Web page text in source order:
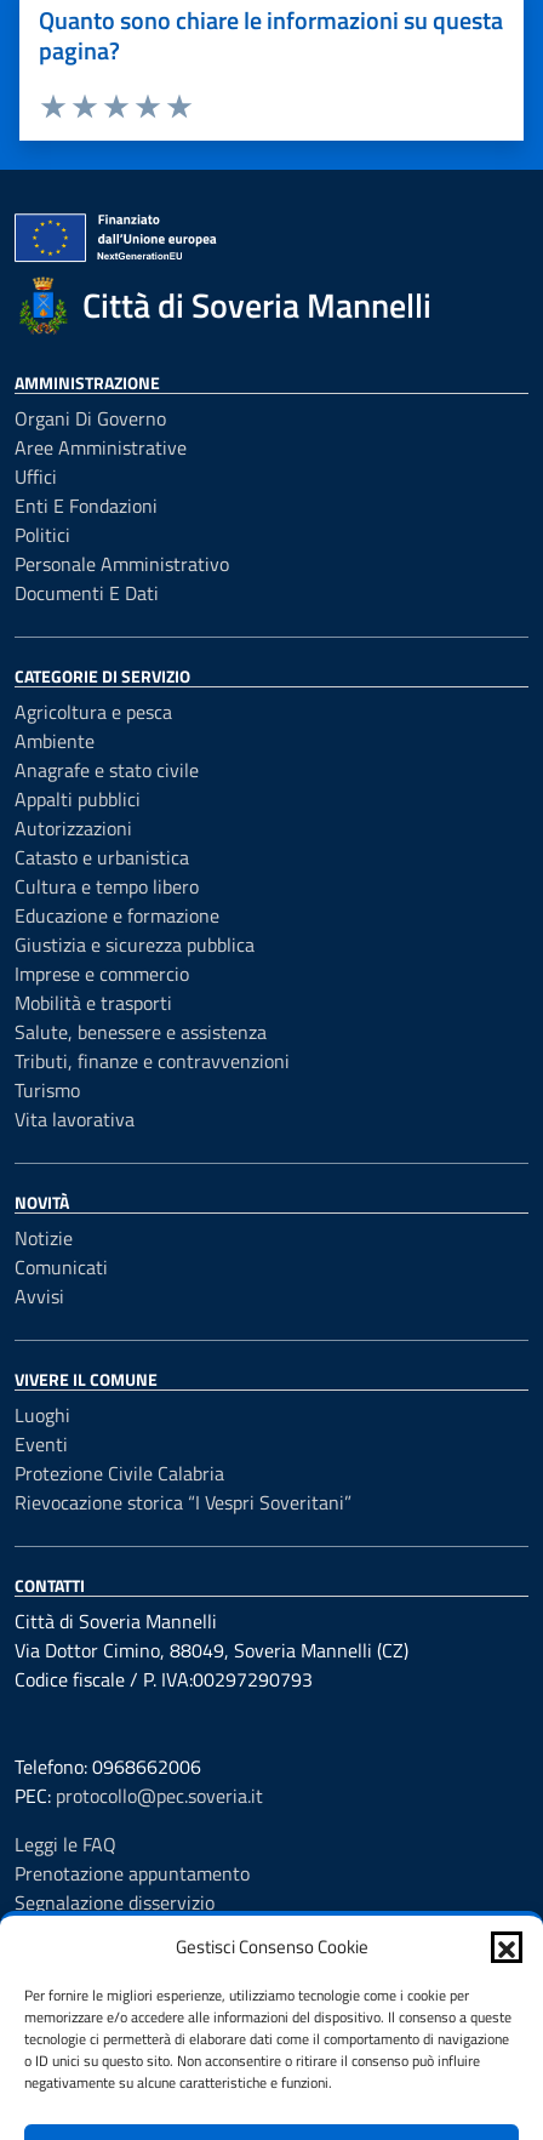
Gestisci Consenso Cookie
Per fornire le migliori esperienze, utilizziamo tecnologie come i cookie per
memorizzare e/o accedere alle informazioni del dispositivo. Il consenso a queste
tecnologie ci permetterà di elaborare dati come il comportamento di navigazione
o ID unici su questo sito. Non acconsentire o ritirare il consenso può influire
negativamente su alcune caratteristiche e funzioni.
Quanto sono chiare le informazioni su questa
pagina?
Valuta 5 stelle su 5
Valuta 4 stelle su 5
Valuta 3 stelle su 5
Valuta 2 stelle su 5
Valuta 1 stelle su 5
Città di Soveria Mannelli
AMMINISTRAZIONE
Organi Di Governo
Aree Amministrative
Uffici
Enti E Fondazioni
Politici
Personale Amministrativo
Documenti E Dati
CATEGORIE DI SERVIZIO
Agricoltura e pesca
Ambiente
Anagrafe e stato civile
Appalti pubblici
Autorizzazioni
Catasto e urbanistica
Cultura e tempo libero
Educazione e formazione
Giustizia e sicurezza pubblica
Imprese e commercio
Mobilità e trasporti
Salute, benessere e assistenza
Tributi, finanze e contravvenzioni
Turismo
Vita lavorativa
NOVITÀ
Notizie
Comunicati
Avvisi
VIVERE IL COMUNE
Luoghi
Eventi
Protezione Civile Calabria
Rievocazione storica “I Vespri Soveritani”
CONTATTI
Città di Soveria Mannelli
Via Dottor Cimino, 88049, Soveria Mannelli (CZ)
Codice fiscale / P. IVA:00297290793
Telefono: 0968662006
PEC: protocollo@pec.soveria.it
Leggi le FAQ
Prenotazione appuntamento
Segnalazione disservizio
Amministrazione trasparente
Informativa privacy
Note legali
Dichiarazione di accessibilità